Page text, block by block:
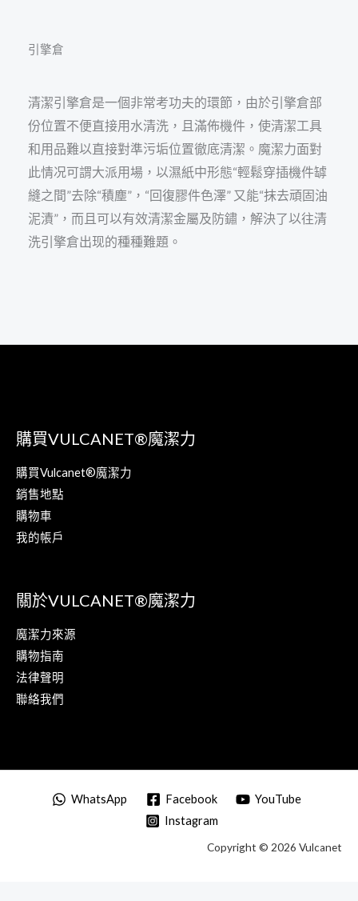
引擎倉
清潔引擎倉是一個非常考功夫的環節，由於引擎倉部
份位置不便直接用水清洗，且滿佈機件，使清潔工具
和用品難以直接對準污垢位置徹底清潔。魔潔力面對
此情况可謂大派用場，以濕紙中形態“輕鬆穿插機件罅
縫之間”去除“積塵”，“回復膠件色澤” 又能“抹去頑固油
泥漬”，而且可以有效清潔金屬及防鏽，解決了以往清
洗引擎倉出现的種種難題。
購買VULCANET®魔潔力
購買Vulcanet®魔潔力
銷售地點
購物車
我的帳戶
關於VULCANET®魔潔力
魔潔力來源
購物指南
法律聲明
聯絡我們
WhatsApp Facebook
YouTube
Instagram
Copyright © 2026 Vulcanet